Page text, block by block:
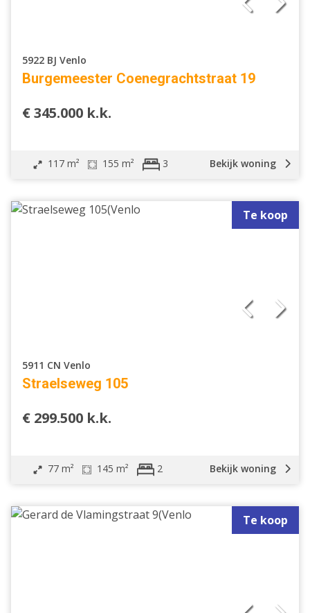
5922 BJ Venlo
Burgemeester Coenegrachtstraat 19
€ 345.000 k.k.
117 m² 155 m² 3 Bekijk woning
Te koop
5911 CN Venlo
Straelseweg 105
€ 299.500 k.k.
77 m² 145 m² 2 Bekijk woning
Te koop